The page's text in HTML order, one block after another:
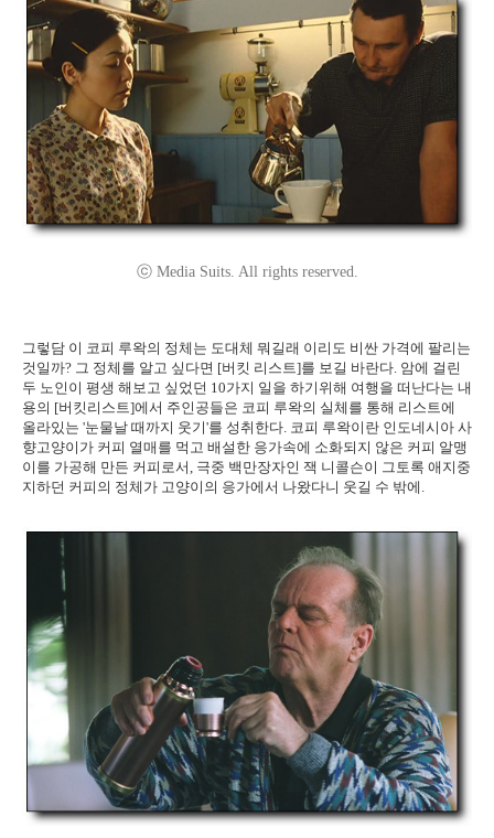
ⓒ Media Suits. All rights reserved.
그렇담 이 코피 루왁의 정체는 도대체 뭐길래 이리도 비싼 가격에 팔리는
것일까? 그 정체를 알고 싶다면 [버킷 리스트]를 보길 바란다. 암에 걸린
두 노인이 평생 해보고 싶었던 10가지 일을 하기위해 여행을 떠난다는 내
용의 [버킷리스트]에서 주인공들은 코피 루왁의 실체를 통해 리스트에
올라있는 '눈물날 때까지 웃기'를 성취한다. 코피 루왁이란 인도네시아 사
향고양이가 커피 열매를 먹고 배설한 응가속에 소화되지 않은 커피 알맹
이를 가공해 만든 커피로서, 극중 백만장자인 잭 니콜슨이 그토록 애지중
지하던 커피의 정체가 고양이의 응가에서 나왔다니 웃길 수 밖에.